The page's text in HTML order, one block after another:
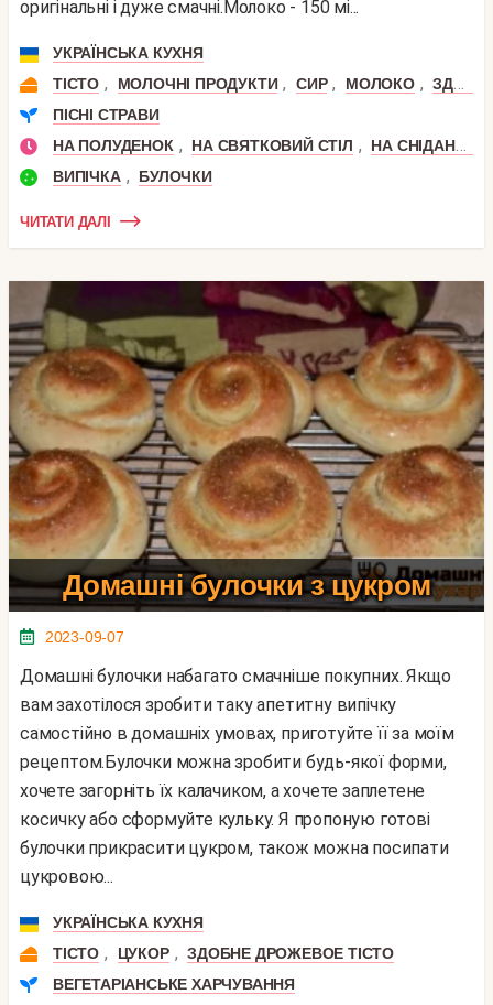
оригінальні і дуже смачні.Молоко - 150 мі...
УКРАЇНСЬКА КУХНЯ
ТІСТО , МОЛОЧНІ ПРОДУКТИ , СИР , МОЛОКО , ЗДОБНЕ ДРОЖЕВОЕ ТІСТО
ПІСНІ СТРАВИ
НА ПОЛУДЕНОК , НА СВЯТКОВИЙ СТІЛ ,
НА СНІДАНОК
ВИПІЧКА , БУЛОЧКИ
ЧИТАТИ ДАЛІ
Домашні булочки з цукром
2023-09-07
Домашні булочки набагато смачніше покупних. Якщо
вам захотілося зробити таку апетитну випічку
самостійно в домашніх умовах, приготуйте її за моїм
рецептом.Булочки можна зробити будь-якої форми,
хочете загорніть їх калачиком, а хочете заплетене
косичку або сформуйте кульку. Я пропоную готові
булочки прикрасити цукром, також можна посипати
цукровою...
УКРАЇНСЬКА КУХНЯ
ТІСТО , ЦУКОР , ЗДОБНЕ ДРОЖЕВОЕ ТІСТО
ВЕГЕТАРІАНСЬКЕ ХАРЧУВАННЯ